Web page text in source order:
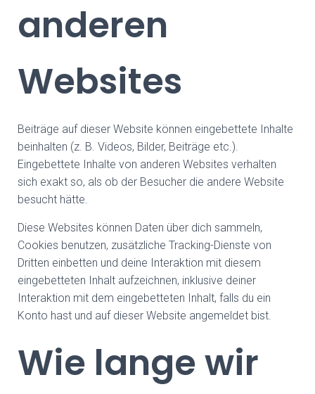
anderen
Websites
Beiträge auf dieser Website können eingebettete Inhalte
beinhalten (z. B. Videos, Bilder, Beiträge etc.).
Eingebettete Inhalte von anderen Websites verhalten
sich exakt so, als ob der Besucher die andere Website
besucht hätte.
Diese Websites können Daten über dich sammeln,
Cookies benutzen, zusätzliche Tracking-Dienste von
Dritten einbetten und deine Interaktion mit diesem
eingebetteten Inhalt aufzeichnen, inklusive deiner
Interaktion mit dem eingebetteten Inhalt, falls du ein
Konto hast und auf dieser Website angemeldet bist.
Wie lange wir